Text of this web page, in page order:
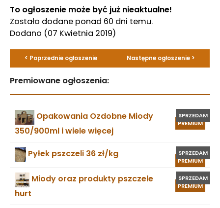
To ogłoszenie może być już nieaktualne!
Zostało dodane ponad 60 dni temu.
Dodano (07 Kwietnia 2019)
< Poprzednie ogłoszenie Następne ogłoszenie >
Premiowane ogłoszenia:
PREMIUM
SPRZEDAM
Opakowania Ozdobne Miody
350/900ml i wiele więcej
PREMIUM
SPRZEDAM
Pyłek pszczeli 36 zł/kg
PREMIUM
SPRZEDAM
Miody oraz produkty pszczele
hurt